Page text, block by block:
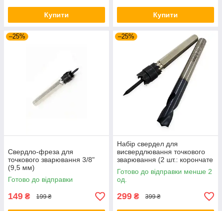
Купити Купити
–25%
Свердло-фреза для
точкового зварювання 3/8"
(9,5 мм)
Готово до відправки
149 ₴ 199 ₴
–25%
Набір свердел для
висвердлювання точкового
зварювання (2 шт.: корончате
+ спіральне HSS-Co 8 мм)
Готово до відправки менше 2
од.
299 ₴ 399 ₴